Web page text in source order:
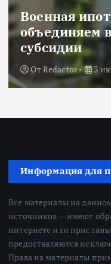
Военная
объединяем
субсидии
ОтRedactor 3
Информация для
Все материалы на
источников — имеют
интернете или
предоставляются
Права на материалы